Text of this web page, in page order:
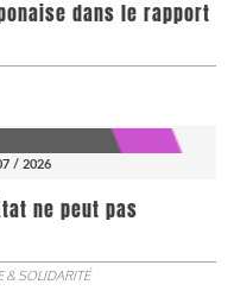
dans le rapport
/ 2026
ne peut pas
& SOLIDARITÉ